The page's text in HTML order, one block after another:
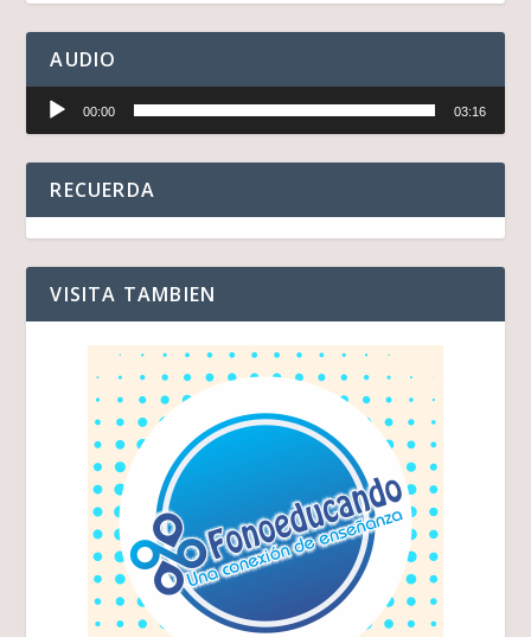
AUDIO
Reproductor
audio
00:00 03:16
RECUERDA
VISITA TAMBIEN